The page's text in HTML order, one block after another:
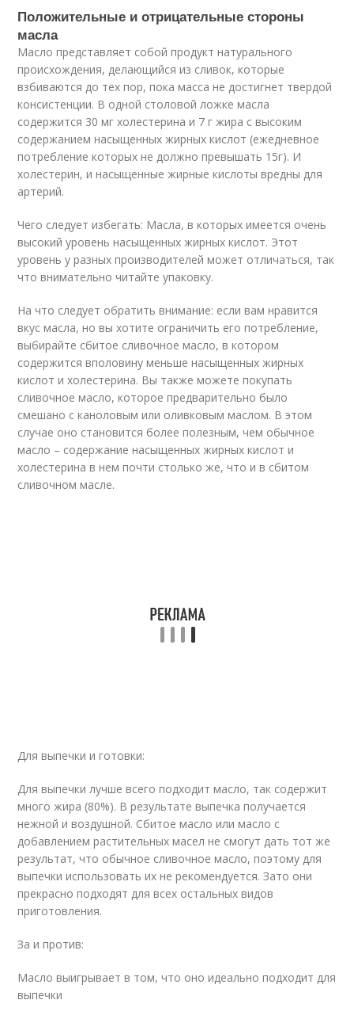
Положительные и отрицательные стороны
масла
Масло представляет собой продукт натурального
происхождения, делающийся из сливок, которые
взбиваются до тех пор, пока масса не достигнет твердой
консистенции. В одной столовой ложке масла
содержится 30 мг холестерина и 7 г жира с высоким
содержанием насыщенных жирных кислот (ежедневное
потребление которых не должно превышать 15г). И
холестерин, и насыщенные жирные кислоты вредны для
артерий.
Чего следует избегать: Масла, в которых имеется очень
высокий уровень насыщенных жирных кислот. Этот
уровень у разных производителей может отличаться, так
что внимательно читайте упаковку.
На что следует обратить внимание: если вам нравится
вкус масла, но вы хотите ограничить его потребление,
выбирайте сбитое сливочное масло, в котором
содержится вполовину меньше насыщенных жирных
кислот и холестерина. Вы также можете покупать
сливочное масло, которое предварительно было
смешано с каноловым или оливковым маслом. В этом
случае оно становится более полезным, чем обычное
масло – содержание насыщенных жирных кислот и
холестерина в нем почти столько же, что и в сбитом
сливочном масле.
Для выпечки и готовки:
Для выпечки лучше всего подходит масло, так содержит
много жира (80%). В результате выпечка получается
нежной и воздушной. Сбитое масло или масло с
добавлением растительных масел не смогут дать тот же
результат, что обычное сливочное масло, поэтому для
выпечки использовать их не рекомендуется. Зато они
прекрасно подходят для всех остальных видов
приготовления.
За и против:
Масло выигрывает в том, что оно идеально подходит для
выпечки